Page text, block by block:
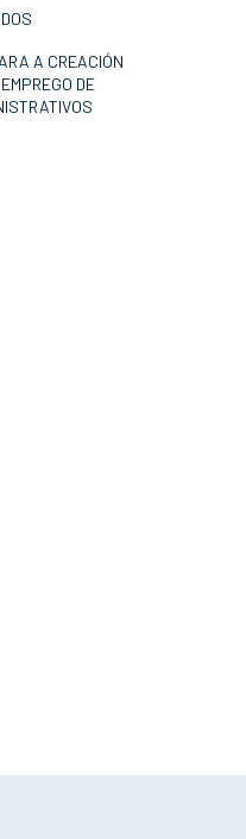
A CREACIÓN
DE